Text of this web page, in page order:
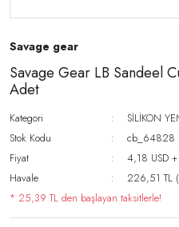
Savage gear
Savage Gear LB Sandeel
Adet
Kategori
SİLİKON
Stok Kodu
cb_64828
Fiyat
4,18 USD
Havale
226,51 TL
* 25,39 TL den başlayan taksitlerle!